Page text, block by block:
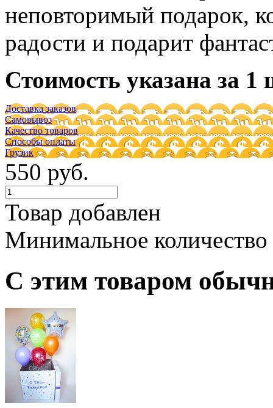
неповторимый подарок,
радости и подарит
Стоимость указана за 1
Доставка заказов
Самовывоз
Качество товаров
Способы оплаты
Грузик
550 руб.
Товар добавлен
Минимальное
С этим товаром